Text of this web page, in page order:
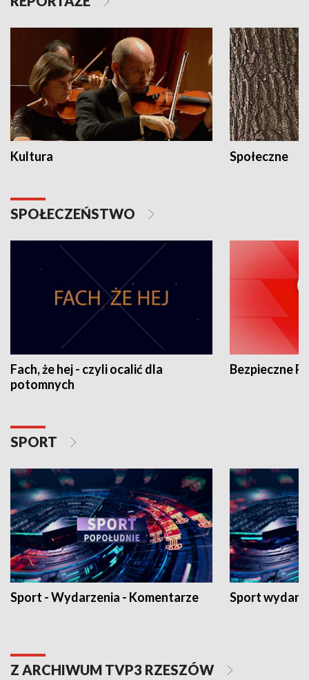
Kultura Społeczne
SPOŁECZEŃSTWO
Fach, że hej - czyli ocalić dla
potomnych
Bezpieczne
SPORT
Sport - Wydarzenia - Komentarze Sport
Z ARCHIWUM TVP3 RZESZÓW